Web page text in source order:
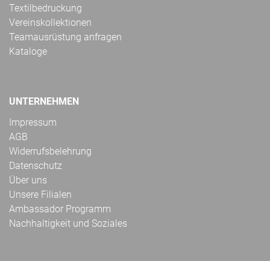
Textilbedruckung
Vereinskollektionen
Teamausrüstung anfragen
Kataloge
UNTERNEHMEN
Impressum
AGB
Widerrufsbelehrung
Datenschutz
Über uns
Unsere Filialen
Ambassador Programm
Nachhaltigkeit und Soziales